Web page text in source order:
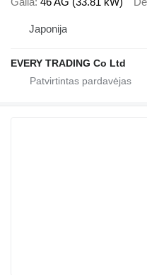
Japonija
EVERY TRADING Co Ltd